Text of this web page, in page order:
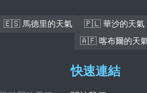
🇪🇸 馬德里的天氣 🇵🇱 華沙的天氣
🇦🇫 喀布爾的天
快速連結